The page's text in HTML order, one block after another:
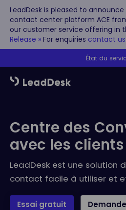
LeadDesk is pleased to
contact center platform ACE
our customer service offering in
Release » For enquiries contact us.
État du
Centre des
avec les clients
LeadDesk est une solution
contact facile à utiliser et
Essai gratuit